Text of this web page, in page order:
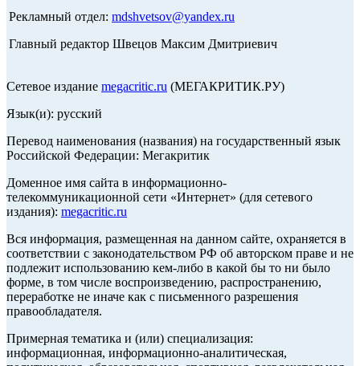
Рекламный отдел: mdshvetsov@yandex.ru
Главный редактор Швецов Максим Дмитриевич
Сетевое издание megacritic.ru (МЕГАКРИТИК.РУ)
Язык(и): русский
Перевод наименования (названия) на государственный язык
Российской Федерации: Мегакритик
Доменное имя сайта в информационно-
телекоммуникационной сети «Интернет» (для сетевого
издания): megacritic.ru
Вся информация, размещенная на данном сайте, охраняется в
соответствии с законодательством РФ об авторском праве и не
подлежит использованию кем-либо в какой бы то ни было
форме, в том числе воспроизведению, распространению,
переработке не иначе как с письменного разрешения
правообладателя.
Примерная тематика и (или) специализация:
информационная, информационно-аналитическая,